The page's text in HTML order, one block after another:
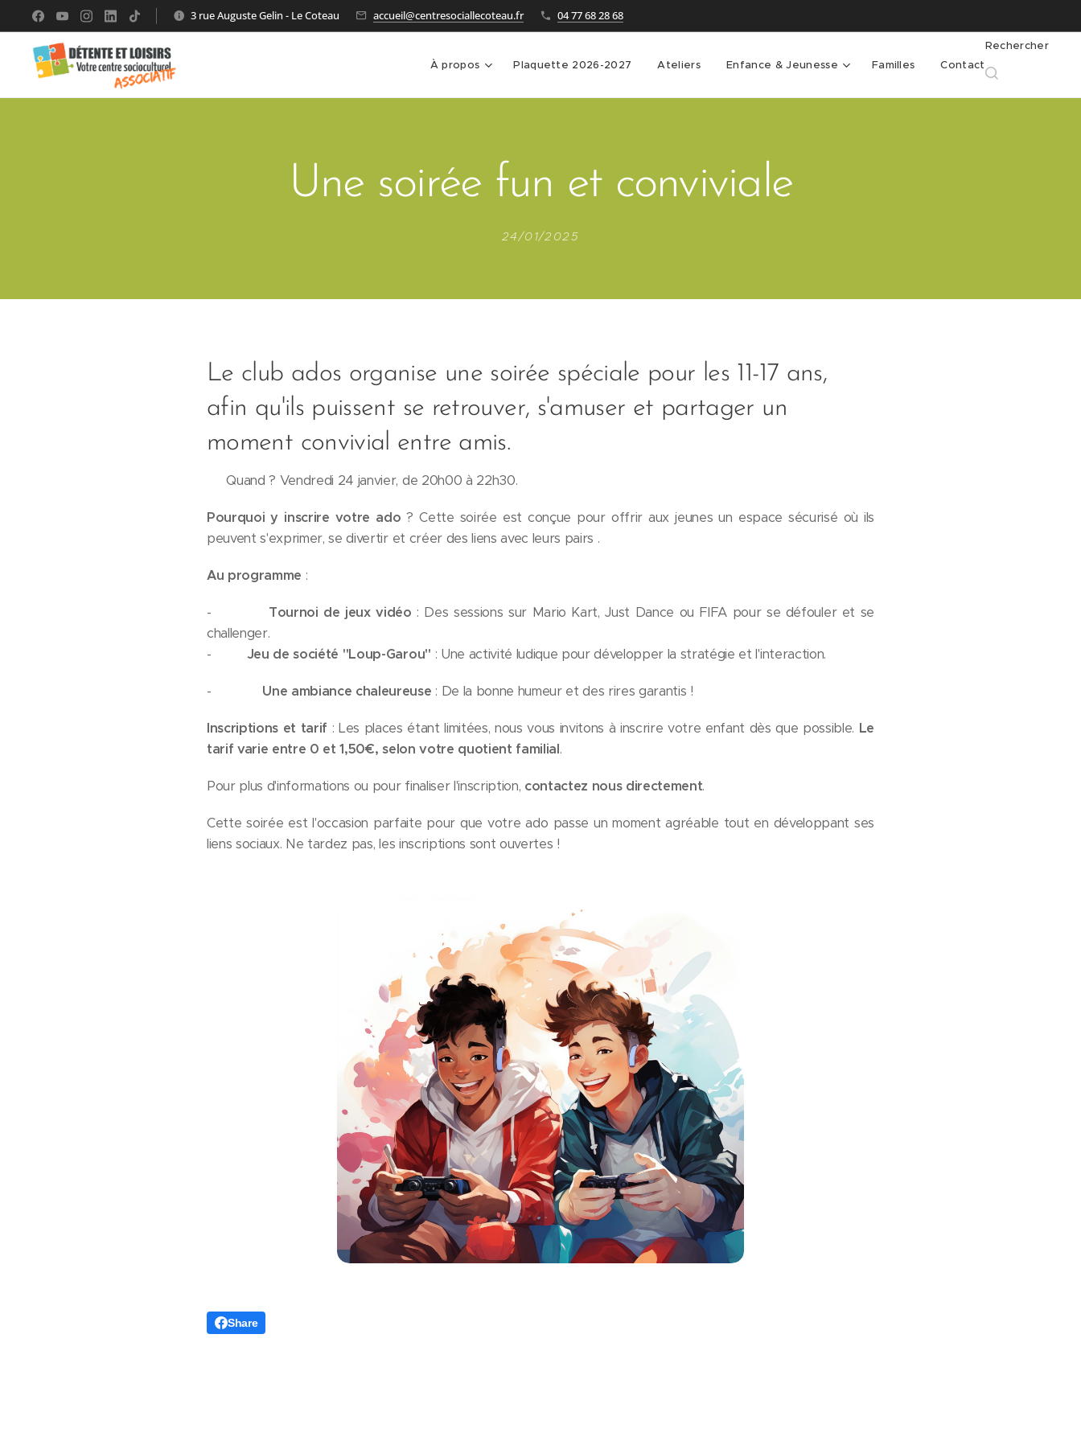
3 rue Auguste Gelin - Le Coteau accueil@centresociallecoteau.fr 04 77 68 28 68
À propos Plaquette 2026-2027 Ateliers Enfance & Jeunesse Familles Contact
Rechercher
Une soirée fun et conviviale
24/01/2025
Le club ados organise une soirée spéciale pour les 11-17 ans,
afin qu'ils puissent se retrouver, s'amuser et partager un
moment convivial entre amis.
📅 Quand ? Vendredi 24 janvier, de 20h00 à 22h30.
Pourquoi y inscrire votre ado ? Cette soirée est conçue pour offrir aux jeunes un espace sécurisé où ils
peuvent s'exprimer, se divertir et créer des liens avec leurs pairs .
Au programme :
- 🎮⚽🎤 Tournoi de jeux vidéo : Des sessions sur Mario Kart, Just Dance ou FIFA pour se défouler et se
challenger.
- 🎲🐺 Jeu de société "Loup-Garou" : Une activité ludique pour développer la stratégie et l'interaction.
- 😆🤣😏 Une ambiance chaleureuse : De la bonne humeur et des rires garantis !
Inscriptions et tarif : Les places étant limitées, nous vous invitons à inscrire votre enfant dès que possible. Le
tarif varie entre 0 et 1,50€, selon votre quotient familial.
Pour plus d'informations ou pour finaliser l'inscription, contactez nous directement.
Cette soirée est l'occasion parfaite pour que votre ado passe un moment agréable tout en développant ses
liens sociaux. Ne tardez pas, les inscriptions sont ouvertes !
Share